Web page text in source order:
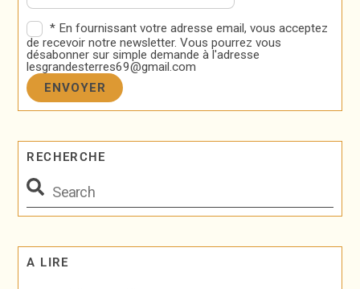
* En fournissant votre adresse email, vous acceptez
de recevoir notre newsletter. Vous pourrez vous
désabonner sur simple demande à l'adresse
lesgrandesterres69@gmail.com
RECHERCHE
A LIRE